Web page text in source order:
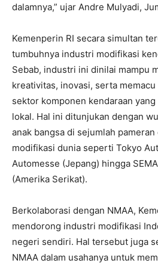
dalamnya,” ujar Andre Mulyadi,
Kemenperin RI secara simultan
tumbuhnya industri modifikasi
Sebab, industri ini dinilai mampu
kreativitas, inovasi, serta
sektor komponen kendaraan
lokal. Hal ini ditunjukan dengan
anak bangsa di sejumlah
modifikasi dunia seperti Tokyo
Automesse (Jepang) hingga
(Amerika Serikat).
Berkolaborasi dengan NMAA,
mendorong industri modifikasi
negeri sendiri. Hal tersebut juga
NMAA dalam usahanya untuk